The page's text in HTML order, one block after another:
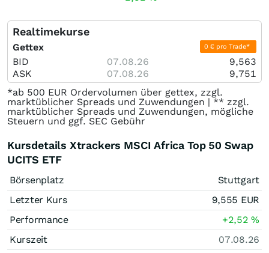
Realtimekurse
Gettex 0 € pro Trade*
BID 07.08.26
9,563
ASK
07.08.26
9,751
*ab 500 EUR Ordervolumen über gettex, zzgl.
marktüblicher Spreads und Zuwendungen | ** zzgl.
marktüblicher Spreads und Zuwendungen, mögliche
Steuern und ggf. SEC Gebühr
Kursdetails Xtrackers MSCI Africa Top 50 Swap
UCITS ETF
Börsenplatz
Stuttgart
Letzter Kurs
9,555 EUR
Performance
+2,52%
Kurszeit
07.08.26